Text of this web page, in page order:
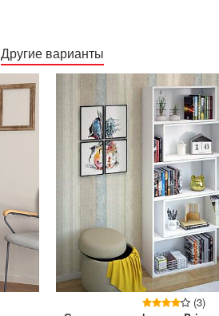
Другие варианты
(3)